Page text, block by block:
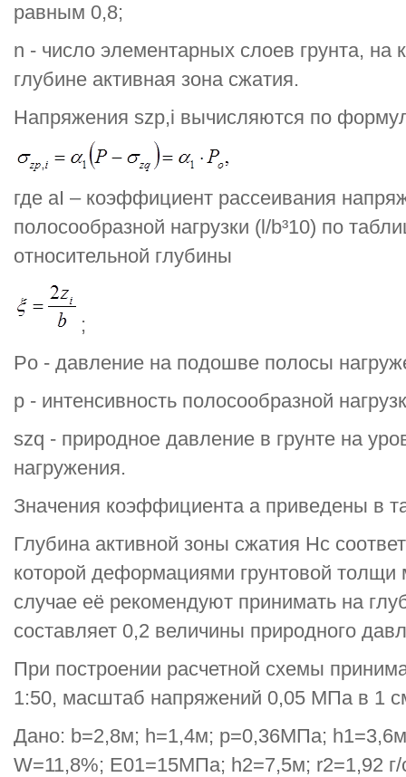
равным 0,8;
n - число элементарных слоев грунта, на
глубине активная зона сжатия.
Напряжения szp,i вычисляются по
где aI – коэффициент рассеивания
полосообразной нагрузки (l/b³10) по
относительной глубины
;
Рo - давление на подошве полосы
р - интенсивность полосообразной
szq - природное давление в грунте на
нагружения.
Значения коэффициента a приведены в
Глубина активной зоны сжатия Нс
которой деформациями грунтовой
случае её рекомендуют принимать на
составляет 0,2 величины природного
При построении расчетной схемы
1:50, масштаб напряжений 0,05 МПа в 1
Дано: b=2,8м; h=1,4м; p=0,36МПа;
W=11,8%; E01=15МПа; h2=7,5м; r2=1,92